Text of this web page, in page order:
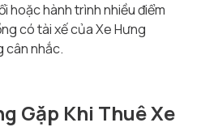
hoặc hành trình nhiều điểm
có tài xế của Xe Hưng
cân nhắc.
Gặp Khi Thuê Xe